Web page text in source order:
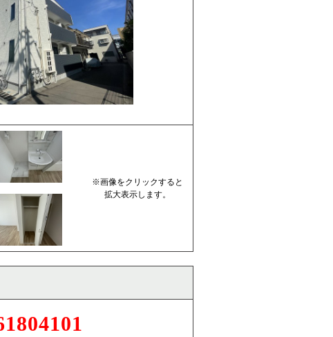
※画像をクリックすると
拡大表示します。